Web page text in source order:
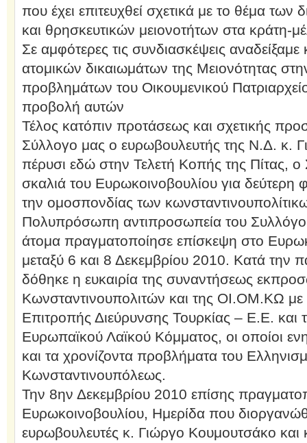
που έχει επιτευχθεί σχετικά με το θέμα των
και θρησκευτικών μειονοτήτων στα κράτη-
Σε αμφότερες τις συνδιασκέψεις
ατομικών δικαιωμάτων της Μειονότητας
προβλημάτων του Οικουμενικού
προβολή αυτών
Τέλος κατόπιν προτάσεως και σχετικής
Σύλλογο μας ο ευρωβουλευτής της Ν.Δ. κ.
πέρυσι εδώ στην Τελετή Κοπής της Πίτας,
σκαλιά του Ευρωκοινοβουλίου για δεύτερη
την ομοσπονδίας των
Πολυπρόσωπη αντιπροσωπεία του
άτομα πραγματοποίησε επίσκεψη στο
μεταξύ 6 και 8 Δεκεμβρίου 2010. Κατά την
δόθηκε η ευκαιρία της συναντήσεως
Κωνσταντινουπολιτών και της ΟΙ.ΟΜ.ΚΩ με
Επιτροπής Διεύρυνσης Τουρκίας – Ε.Ε.
Ευρωπαϊκού Λαϊκού Κόμματος, οι οποίοι
και τα χρονίζοντα προβλήματα του
Κωνσταντινουπόλεως.
Την 8ην Δεκεμβρίου 2010 επίσης
Ευρωκοινοβουλίου, Ημερίδα που
ευρωβουλευτές κ. Γιώργο Κουμουτσάκο